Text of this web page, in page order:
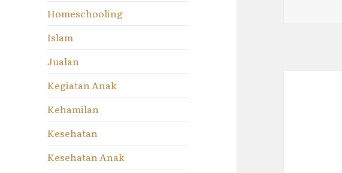
Homeschooling
Islam
Jualan
Kegiatan Anak
Kehamilan
Kesehatan
Kesehatan Anak